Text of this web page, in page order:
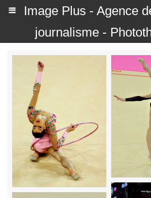
Image Plus - Agence
journalisme -